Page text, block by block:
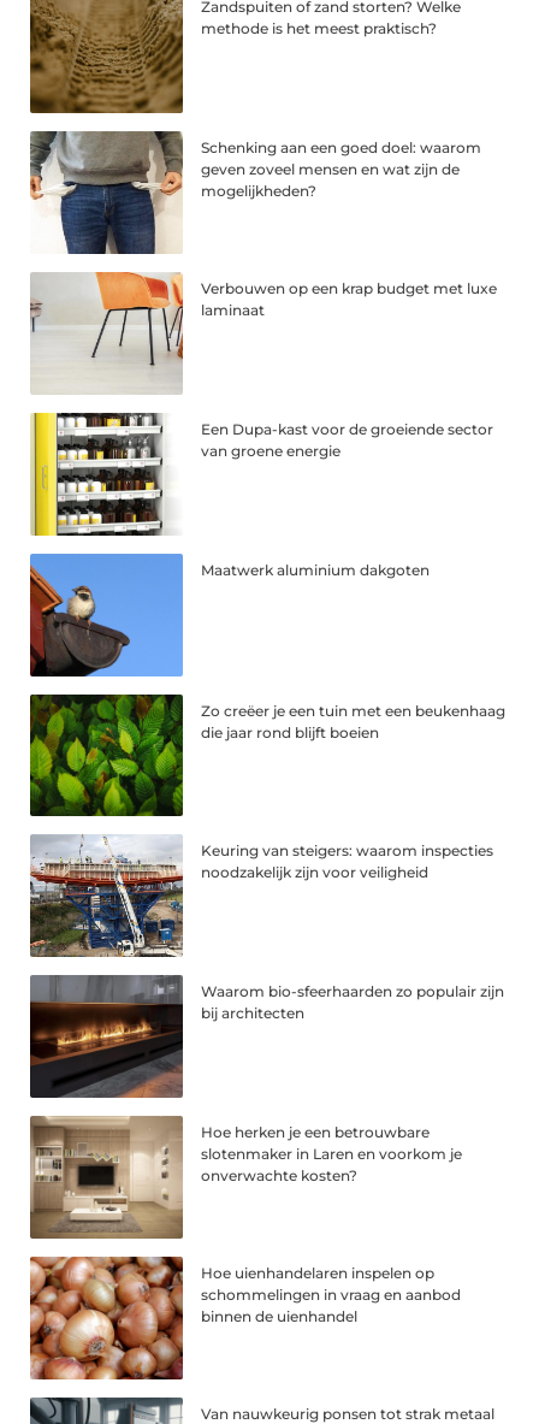
Zandspuiten of zand storten? Welke
methode is het meest praktisch?
Schenking aan een goed doel: waarom
geven zoveel mensen en wat zijn de
mogelijkheden?
Verbouwen op een krap budget met luxe
laminaat
Een Dupa-kast voor de groeiende sector
van groene energie
Maatwerk aluminium dakgoten
Zo creëer je een tuin met een beukenhaag
die jaar rond blijft boeien
Keuring van steigers: waarom inspecties
noodzakelijk zijn voor veiligheid
Waarom bio-sfeerhaarden zo populair zijn
bij architecten
Hoe herken je een betrouwbare
slotenmaker in Laren en voorkom je
onverwachte kosten?
Hoe uienhandelaren inspelen op
schommelingen in vraag en aanbod
binnen de uienhandel
Van nauwkeurig ponsen tot strak metaal